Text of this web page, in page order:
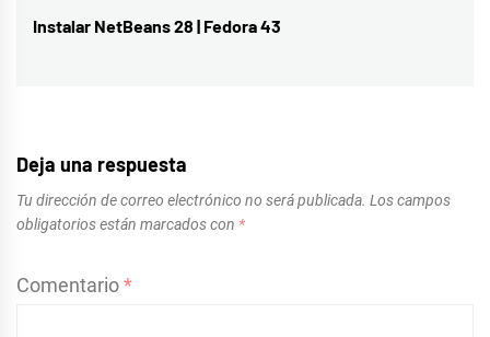
Entrada
Instalar NetBeans 28 | Fedora 43
Deja una respuesta
Tu dirección de correo electrónico no será publicada. Los campos
obligatorios están marcados con *
Comentario*